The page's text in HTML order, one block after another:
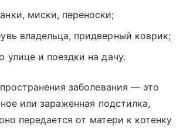
миски, переноски;
владельца, придверный коврик;
улице и поездки на дачу.
заболевания — это
или зараженная подстилка,
передается от матери к котенку